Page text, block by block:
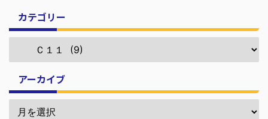
カテゴリー
アーカイブ